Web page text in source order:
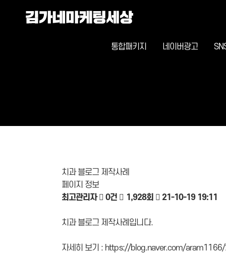
통합패키지 네이버광고
치과 블로그 제작사례
페이지 정보
최고관리자
0건 1,928회 21-10-19 19:11
치과 블로그 제작사례입니다.
자세히 보기 : https://blog.naver.com/